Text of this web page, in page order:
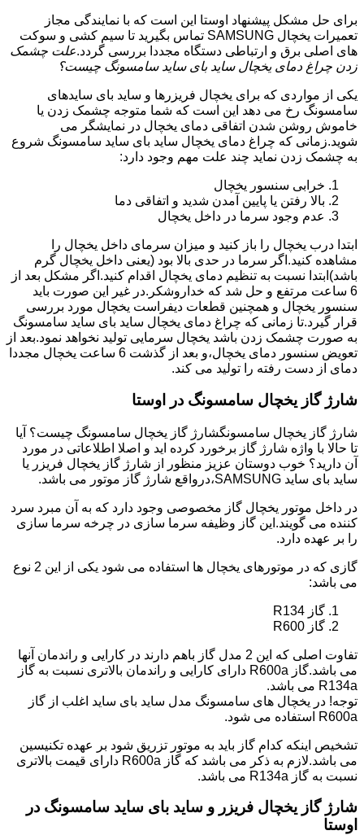
برای حل مشکل پیشنهاد اوستا این است که با نمایندگی مجاز
تعمیرات یخچال SAMSUNG تماس بگیرید تا سیم کشی و سوکت
های اصلی برق و ارتباطی دستگاه مجددا بررسی گردد.علت چشمک
زدن چراغ دمای یخچال ساید بای ساید سامسونگ چیست؟
یکی از مواردی که برای یخچال فریزرها و ساید بای سایدهای
سامسونگ رخ می دهد این است که شما متوجه چشمک زدن یا
خاموش روشن شدن اتفاقی دمای یخچال در نمایشگر می
شوید.زمانی که چراغ دمای یخچال ساید بای ساید سامسونگ شروع
به چشمک زدن نماید چند علت مهم وجود دارد:
خرابی سنسور یخچال
بالا رفتن یا پایین آمدن شدید و اتفاقی دما
عدم وجود سرما در داخل یخچال
ابتدا درب یخچال را باز کنید و میزان سرمای داخل یخچال را
مشاهده کنید.اگر سرما در حدی بالا بود (یعنی داخل یخچال گرم
باشد)ابتدا نسبت به تنظیم دمای یخچال اقدام کنید.اگر مشکل بعد از
6 ساعت مرتفع و حل شد که خداروشکر.در غیر این صورت باید
سنسور یخچال و همچنین قطعات دیفراست یخچال مورد بررسی
قرار گیرد.تا زمانی که چراغ دمای یخچال ساید بای ساید سامسونگ
به صورت چشمک زدن باشد یخچال سرمایی تولید نخواهد نمود.بعد از
تعویض سنسور دمای یخچال،و بعد از گذشت 6 ساعت یخچال مجددا
دمای از دست رفته را تولید می کند.
شارژ گاز یخچال سامسونگ در اوستا
شارژ گاز یخچال سامسونگشارژ گاز یخچال سامسونگ چیست؟ آیا
تا حالا با واژه شارژ گاز برخورد کرده اید و اصلا اطلاعاتی در مورد
آن دارید؟ خوب دوستان عزیز منظور از شارژ گاز یخچال فریزر یا
ساید بای ساید SAMSUNG،درواقع شارژ گاز موتور می باشد.
در داخل موتور یخچال گاز مخصوصی وجود دارد که به آن مبرد سرد
کننده می گویند.این گاز وظیفه سرما سازی در چرخه سرما سازی
را بر عهده دارد.
گازی که در موتورهای یخچال ها استفاده می شود یکی از این 2 نوع
می باشد:
گاز R134
گاز R600
تفاوت اصلی که این 2 مدل گاز باهم دارند در کارایی و راندمان آنها
می باشد.گاز R600a دارای کارایی و راندمان بالاتری نسبت به گاز
R134a می باشد.
توجه! در یخچال های سامسونگ مدل ساید بای ساید اغلب از گاز
R600a استفاده می شود.
تشخیص اینکه کدام گاز باید به موتور تزریق شود بر عهده تکنیسین
می باشد.لازم به ذکر می باشد که گاز R600a دارای قیمت بالاتری
نسبت به گاز R134a می باشد.
شارژ گاز یخچال فریزر و ساید بای ساید سامسونگ در
اوستا